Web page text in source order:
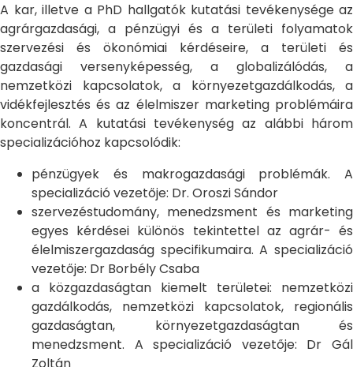
A kar, illetve a PhD hallgatók kutatási tevékenysége az
agrárgazdasági, a pénzügyi és a területi folyamatok
szervezési és ökonómiai kérdéseire, a területi és
gazdasági versenyképesség, a globalizálódás, a
nemzetközi kapcsolatok, a környezetgazdálkodás, a
vidékfejlesztés és az élelmiszer marketing problémáira
koncentrál. A kutatási tevékenység az alábbi három
specializációhoz kapcsolódik:
pénzügyek és makrogazdasági problémák. A
specializáció vezetője: Dr. Oroszi Sándor
szervezéstudomány, menedzsment és marketing
egyes kérdései különös tekintettel az agrár- és
élelmiszergazdaság specifikumaira. A specializáció
vezetője: Dr Borbély Csaba
a közgazdaságtan kiemelt területei: nemzetközi
gazdálkodás, nemzetközi kapcsolatok, regionális
gazdaságtan, környezetgazdaságtan és
menedzsment. A specializáció vezetője: Dr Gál